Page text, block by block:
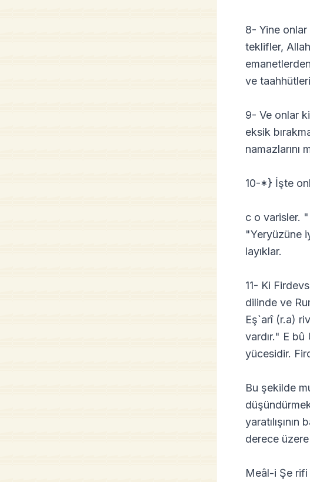
8- Yine onlar
teklifler,
ve
9- Ve onlar
eksik
10-*} İşte
c o varisler.
"Yeryüzüne
layıklar.
11- Ki
dilinde ve
Eş`arî (r.a)
vardır." E
yücesidir.
Bu şekilde
derece
Meâl-i Şe rifi